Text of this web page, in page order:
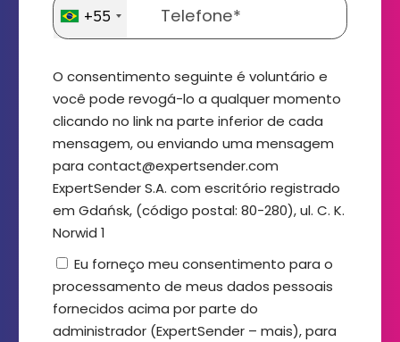
+55
O consentimento seguinte é voluntário e
você pode revogá-lo a qualquer momento
clicando no link na parte inferior de cada
mensagem, ou enviando uma mensagem
para contact@expertsender.com
ExpertSender S.A. com escritório registrado
em Gdańsk, (código postal: 80-280), ul. C. K.
Norwid 1
Eu forneço meu consentimento para o
processamento de meus dados pessoais
fornecidos acima por parte do
administrador (ExpertSender – mais), para